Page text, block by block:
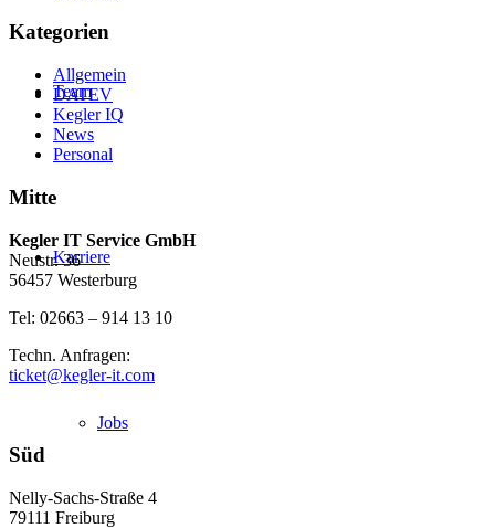
Team
Karriere
Jobs
Kategorien
Allgemein
DATEV
Kegler IQ
News
Personal
Mitte
Kegler IT Service GmbH
Neustr. 36
56457 Westerburg
Tel: 02663 – 914 13 10
Techn. Anfragen:
ticket@kegler-it.com
Süd
Nelly-Sachs-Straße 4
79111 Freiburg